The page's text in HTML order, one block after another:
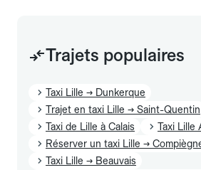
Trajets populaires
Taxi Lille → Dunkerque
Trajet en taxi Lille → Saint-Quentin
Taxi de Lille à Calais
Taxi Lille
Réserver un taxi Lille →
Taxi Lille → Beauvais